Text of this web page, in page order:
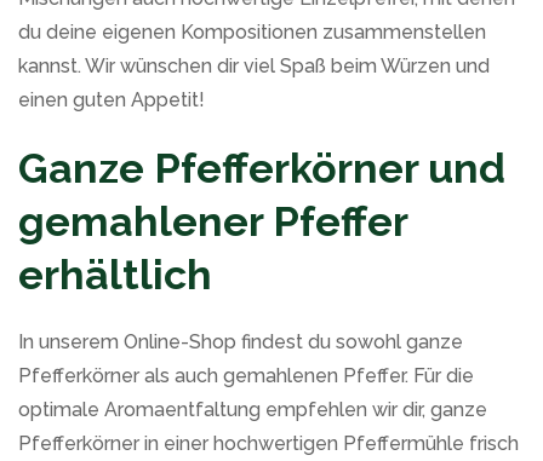
du deine eigenen Kompositionen zusammenstellen
kannst. Wir wünschen dir viel Spaß beim Würzen und
einen guten Appetit!
Ganze Pfefferkörner und
gemahlener Pfeffer
erhältlich
In unserem Online-Shop findest du sowohl ganze
Pfefferkörner als auch gemahlenen Pfeffer. Für die
optimale Aromaentfaltung empfehlen wir dir, ganze
Pfefferkörner in einer hochwertigen Pfeffermühle frisch